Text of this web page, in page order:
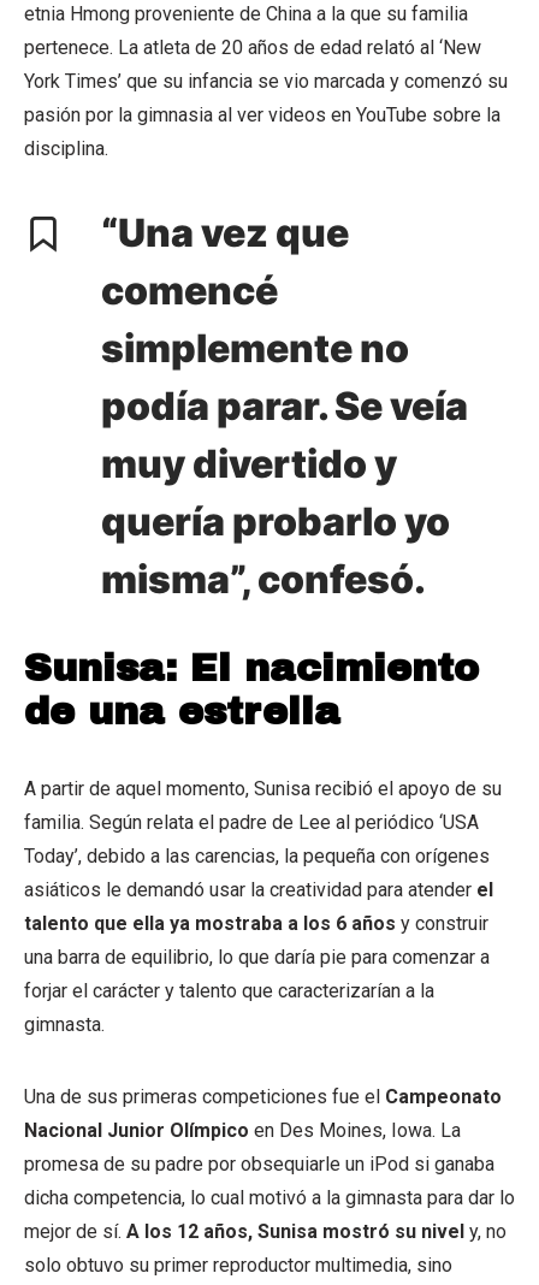
etnia Hmong proveniente de China a la que su familia
pertenece. La atleta de 20 años de edad relató al ‘New
York Times’ que su infancia se vio marcada y comenzó su
pasión por la gimnasia al ver videos en YouTube sobre la
disciplina.
“Una vez que
comencé
simplemente no
podía parar. Se veía
muy divertido y
quería probarlo yo
misma”, confesó.
Sunisa: El nacimiento
de una estrella
A partir de aquel momento, Sunisa recibió el apoyo de su
familia. Según relata el padre de Lee al periódico ‘USA
Today’, debido a las carencias, la pequeña con orígenes
asiáticos le demandó usar la creatividad para atender el
talento que ella ya mostraba a los 6 años y construir
una barra de equilibrio, lo que daría pie para comenzar a
forjar el carácter y talento que caracterizarían a la
gimnasta.
Una de sus primeras competiciones fue el Campeonato
Nacional Junior Olímpico en Des Moines, Iowa. La
promesa de su padre por obsequiarle un iPod si ganaba
dicha competencia, lo cual motivó a la gimnasta para dar lo
mejor de sí. A los 12 años, Sunisa mostró su nivel y, no
solo obtuvo su primer reproductor multimedia, sino